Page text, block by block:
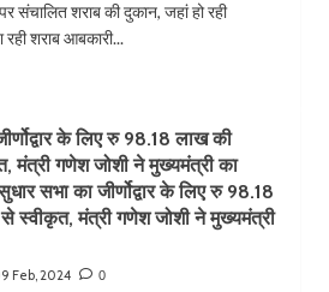
संचालित शराब की दुकान, जहां हो रही
शराब आबकारी...
के लिए रु 98.18 लाख की
मंत्री गणेश जोशी ने मुख्यमंत्री का
सभा का जीर्णोद्वार के लिए रु 98.18
स्वीकृत, मंत्री गणेश जोशी ने मुख्यमंत्री
Feb, 2024 0